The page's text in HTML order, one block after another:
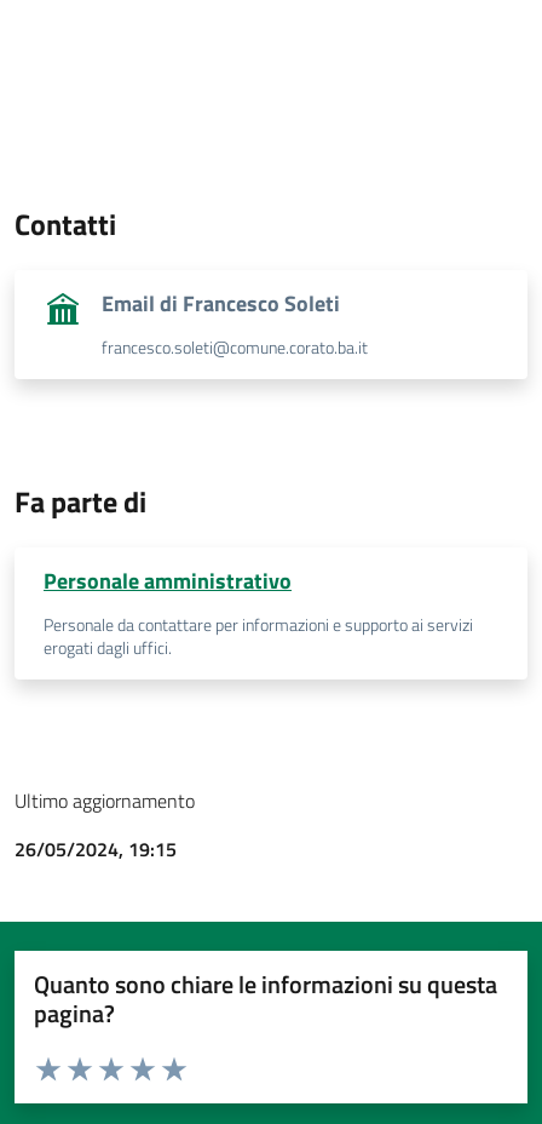
Contatti
Email di Francesco Soleti
francesco.soleti@comune.corato.ba.it
Fa parte di
Personale amministrativo
Personale da contattare per informazioni e supporto ai servizi
erogati dagli uffici.
Ultimo aggiornamento
26/05/2024, 19:15
Quanto sono chiare le informazioni su questa
pagina?
Valuta da 1 a 5 stelle la pagina
Valuta 5 stelle su 5
Valuta 4 stelle su 5
Valuta 3 stelle su 5
Valuta 2 stelle su 5
Valuta 1 stelle su 5